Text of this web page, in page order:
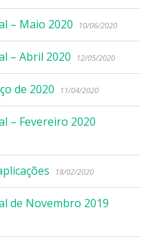
– Maio 2020 10/06/2020
– Abril 2020 12/05/2020
de 2020 11/04/2020
– Fevereiro 2020
18/02/2020
de Novembro 2019